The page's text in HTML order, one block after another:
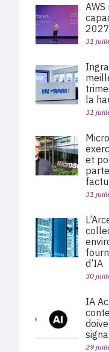
AWS
31
la
31
et
31
d’IA
30
IA
29